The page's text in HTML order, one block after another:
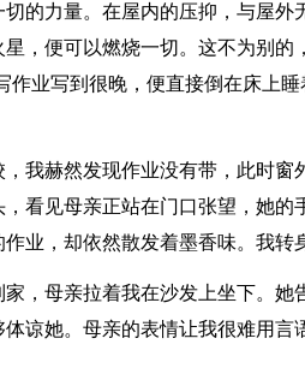
切的力量。在屋内的压抑，与屋
星，便可以燃烧一切。这不为别
作业写到很晚，便直接倒在床上
赫然发现作业没有带，此时窗
，看见母亲正站在门口张望，她
业，却依然散发着墨香味。我转
母亲拉着我在沙发上坐下。她
谅她。母亲的表情让我很难用言